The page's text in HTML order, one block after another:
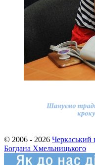
© 2006 - 2026 Черкаський
Богдана Хмельницького